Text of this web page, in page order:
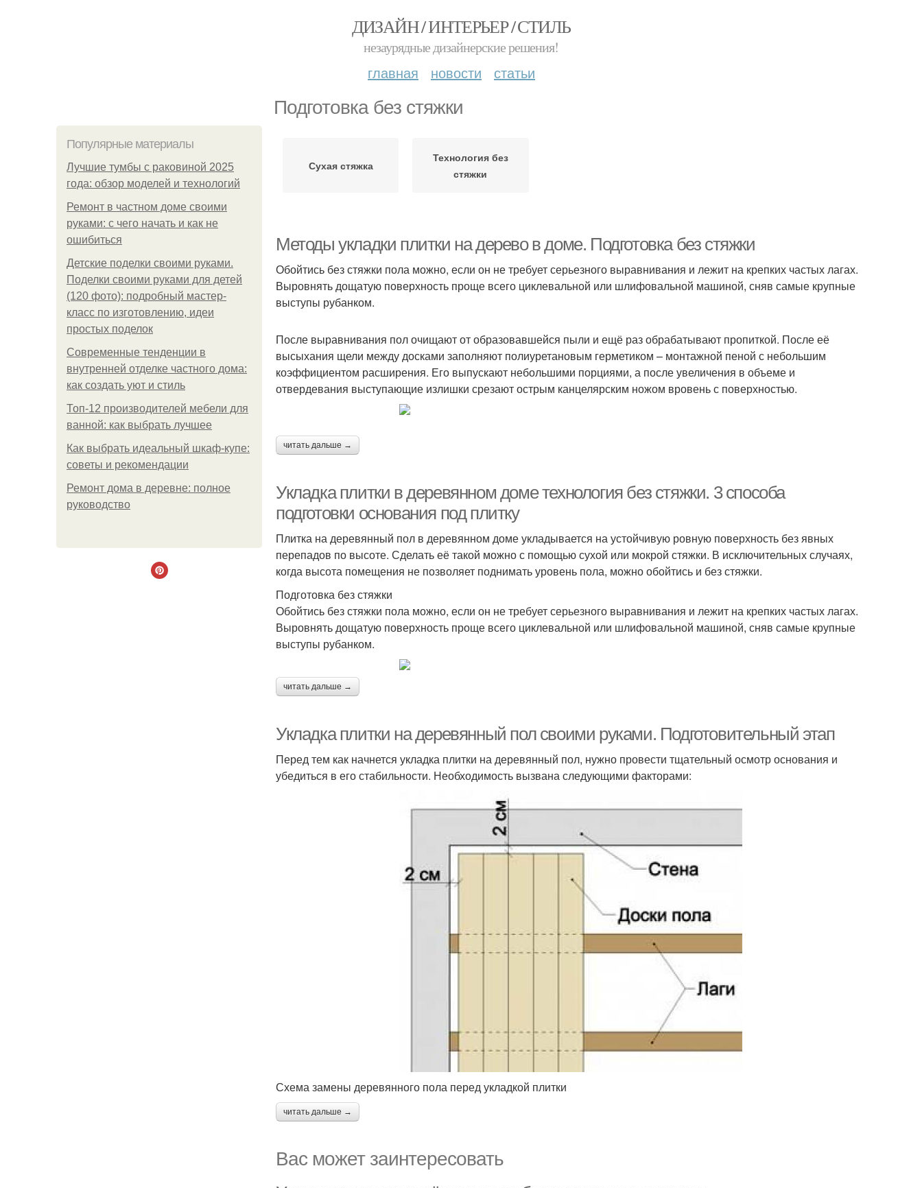
ДИЗАЙН / ИНТЕРЬЕР / СТИЛЬ
незаурядные дизайнерские решения!
главная новости статьи
Подготовка без стяжки
Популярные материалы
Лучшие тумбы с раковиной 2025
года: обзор моделей и технологий
Ремонт в частном доме своими
руками: с чего начать и как не
ошибиться
Детские поделки своими руками.
Поделки своими руками для детей
(120 фото): подробный мастер-
класс по изготовлению, идеи
простых поделок
Современные тенденции в
внутренней отделке частного дома:
как создать уют и стиль
Топ-12 производителей мебели для
ванной: как выбрать лучшее
Как выбрать идеальный шкаф-купе:
советы и рекомендации
Ремонт дома в деревне: полное
руководство
Сухая стяжка
Технология без
стяжки
Методы укладки плитки на дерево в доме. Подготовка без стяжки
Обойтись без стяжки пола можно, если он не требует серьезного выравнивания и лежит на крепких частых лагах.
Выровнять дощатую поверхность проще всего циклевальной или шлифовальной машиной, сняв самые крупные
выступы рубанком.
После выравнивания пол очищают от образовавшейся пыли и ещё раз обрабатывают пропиткой. После её
высыхания щели между досками заполняют полиуретановым герметиком – монтажной пеной с небольшим
коэффициентом расширения. Его выпускают небольшими порциями, а после увеличения в объеме и
отвердевания выступающие излишки срезают острым канцелярским ножом вровень с поверхностью.
читать дальше →
Укладка плитки в деревянном доме технология без стяжки. 3 способа
подготовки основания под плитку
Плитка на деревянный пол в деревянном доме укладывается на устойчивую ровную поверхность без явных
перепадов по высоте. Сделать её такой можно с помощью сухой или мокрой стяжки. В исключительных случаях,
когда высота помещения не позволяет поднимать уровень пола, можно обойтись и без стяжки.
Подготовка без стяжки
Обойтись без стяжки пола можно, если он не требует серьезного выравнивания и лежит на крепких частых лагах.
Выровнять дощатую поверхность проще всего циклевальной или шлифовальной машиной, сняв самые крупные
выступы рубанком.
читать дальше →
Укладка плитки на деревянный пол своими руками. Подготовительный этап
Перед тем как начнется укладка плитки на деревянный пол, нужно провести тщательный осмотр основания и
убедиться в его стабильности. Необходимость вызвана следующими факторами:
Схема замены деревянного пола перед укладкой плитки
читать дальше →
Вас может заинтересовать